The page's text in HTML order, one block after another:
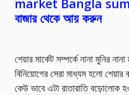
বাজার থেকে আয় করুন
শেয়ার মার্কেট সম্পর্কে নানা মুনির
বিনিয়োগের সেরা মাধ্যম হলো শেয়ার
কেউ ভাবে এটা রাতারাতি বড়োলোক